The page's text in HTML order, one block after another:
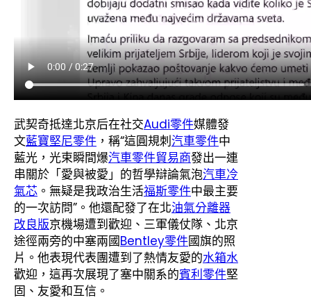
武契奇抵達北京后在社交Audi零件媒體發
文藍寶堅尼零件 ，稱“這圓規刺汽車零件中
藍光，光束瞬間爆汽車零件貿易商發出一連
串關於「愛與被愛」的哲學辯論氣泡汽車冷
氣芯 。無疑是我政治生活福斯零件中最主要
的一次訪問”。他還配發了在北油氣分離器
改良版京機場遭到歡迎、三軍儀仗隊、北京
途徑兩旁的中塞兩國Bentley零件國旗的照
片。他表現代表團遭到了熱情友愛的水箱水
歡迎，這再次展現了塞中關系的賓利零件堅
固、友愛和互信。